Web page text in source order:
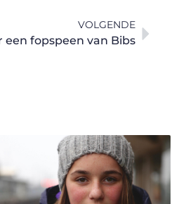
VOLGENDE
een fopspeen van Bibs